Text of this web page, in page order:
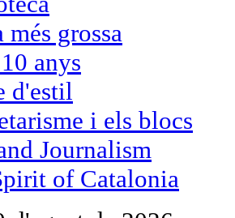
més grossa
anys
d'estil
i els blocs
Journalism
of Catalonia